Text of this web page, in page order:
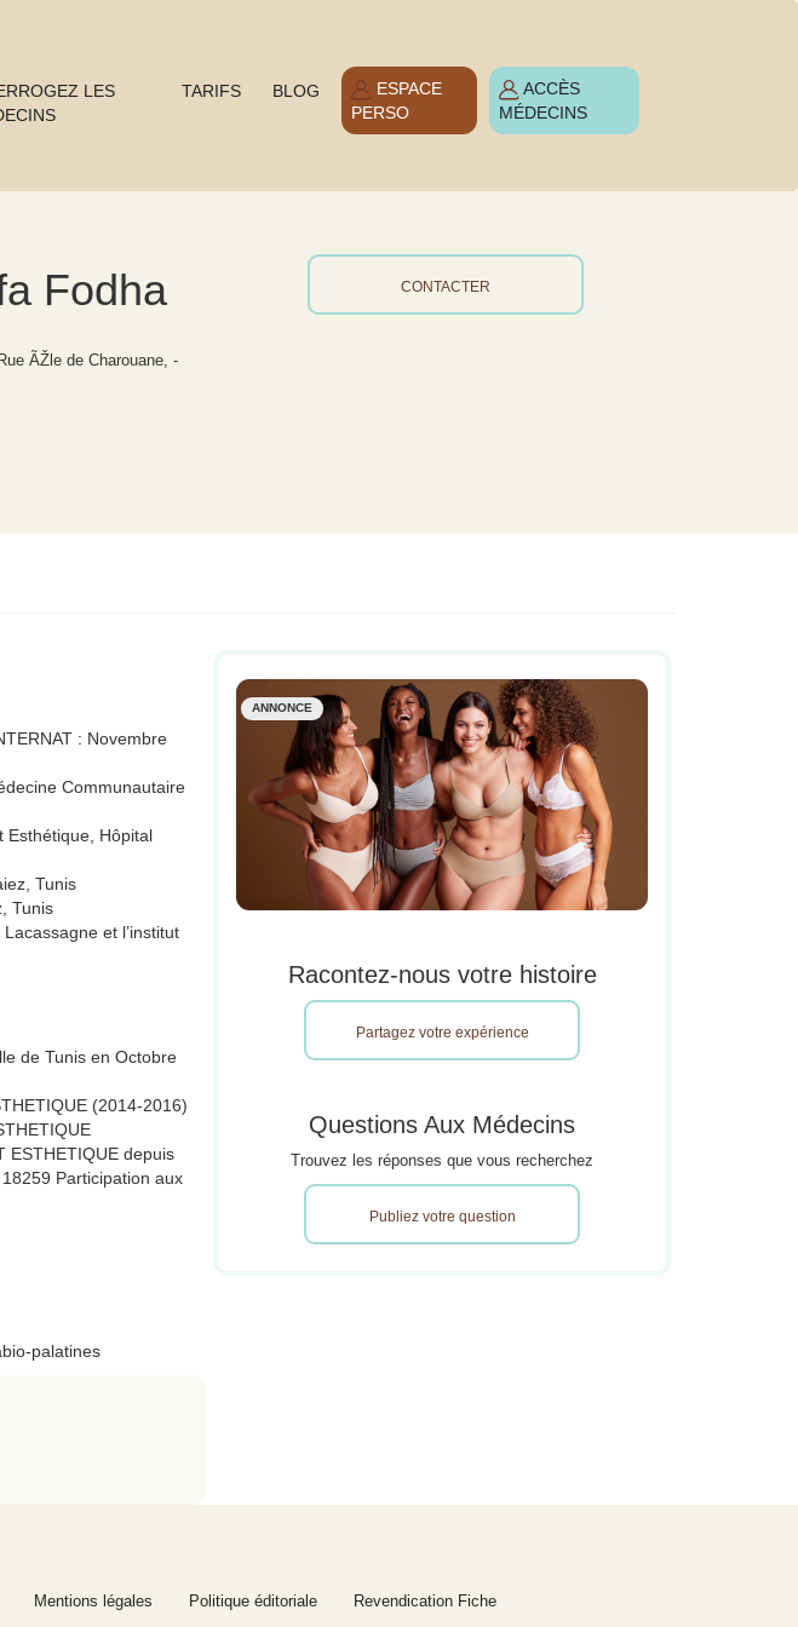
LES
TARIFS BLOG
ESPACE
PERSO
ACCÈS
MÉDECINS
Fodha
ÃŽle de Charouane, -
CONTACTER
: Novembre
Communautaire
Esthétique, Hôpital
Tunis
Tunis
et l’institut
de Tunis en Octobre
(2014-2016)
ESTHETIQUE depuis
Participation aux
palatines
ANNONCE
Racontez-nous votre histoire
Partagez votre expérience
Questions Aux Médecins
Trouvez les réponses que vous recherchez
Publiez votre question
Mentions légales Politique éditoriale Revendication Fiche